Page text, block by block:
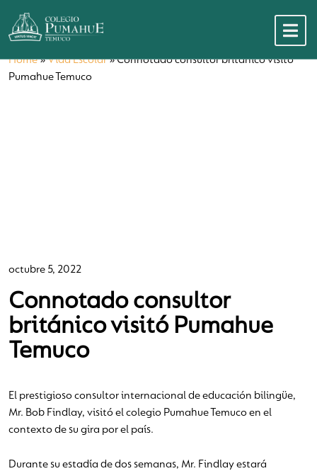
Home»Vida Escolar»Connotado consultor británico visitó
Pumahue Temuco
octubre 5, 2022
Connotado consultor
británico visitó Pumahue
Temuco
El prestigioso consultor internacional de educación bilingüe,
Mr. Bob Findlay, visitó el colegio Pumahue Temuco en el
contexto de su gira por el país.
Durante su estadía de dos semanas, Mr. Findlay estará